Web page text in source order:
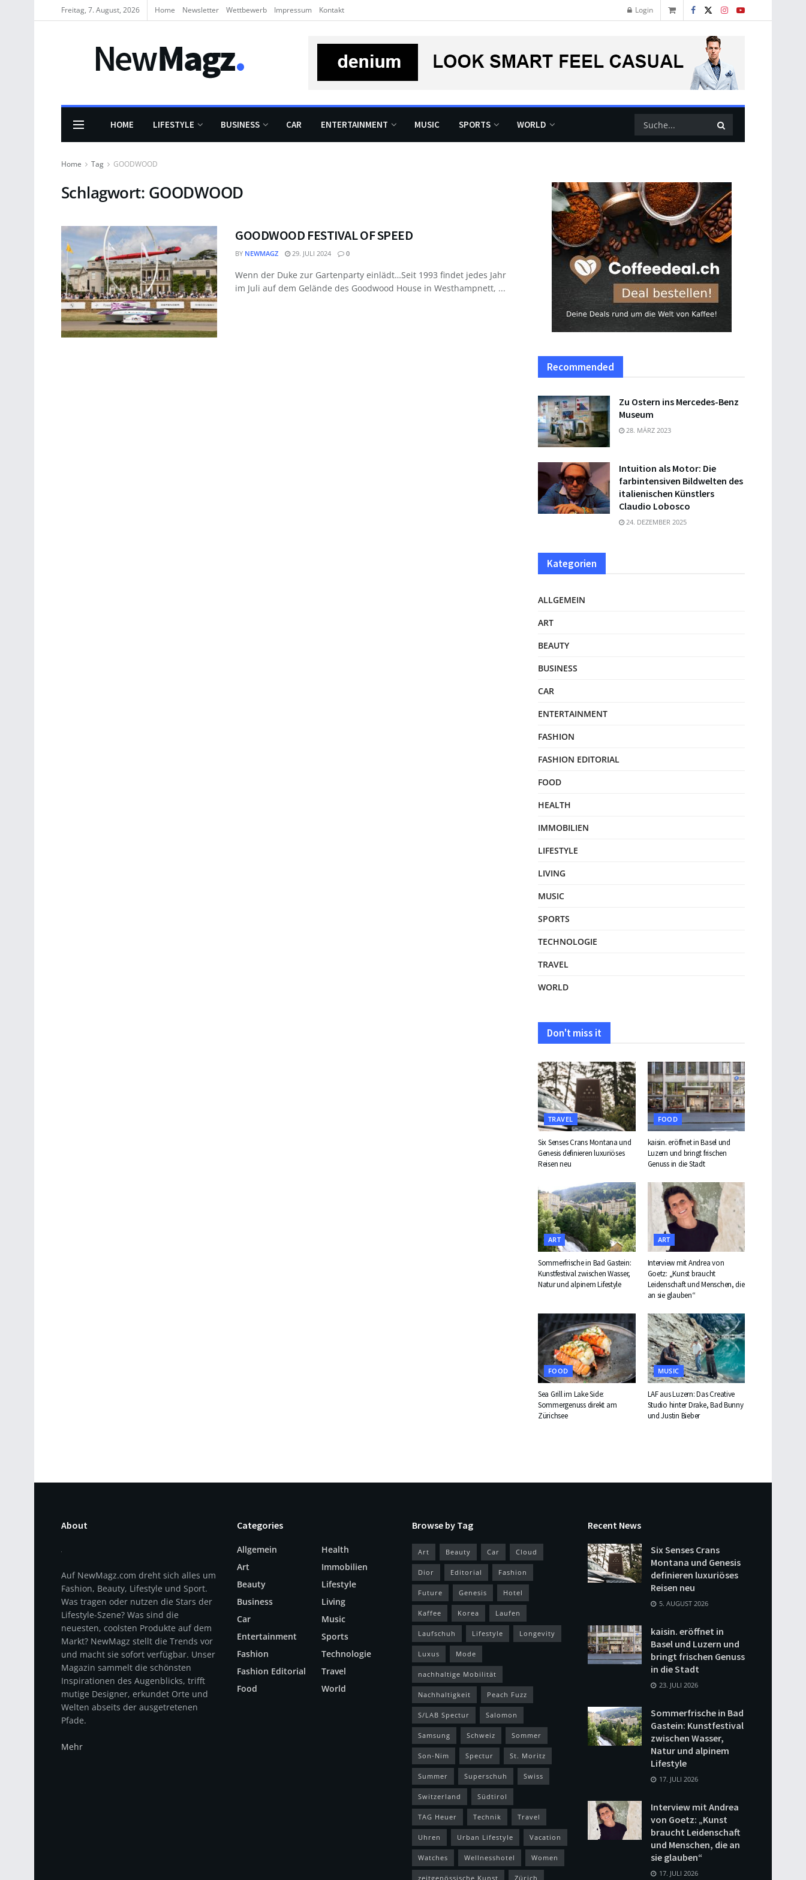
Freitag, 7. August, 2026 Home Newsletter Wettbewerb Impressum Kontakt Login
HOME LIFESTYLE BUSINESS CAR ENTERTAINMENT MUSIC SPORTS WORLD
Home Tag GOODWOOD
Schlagwort: GOODWOOD
GOODWOOD FESTIVAL OF SPEED
BY NEWMAGZ 29. JULI 2024 0
Wenn der Duke zur Gartenparty einlädt…Seit 1993 findet jedes Jahr
im Juli auf dem Gelände des Goodwood House in Westhampnett, ...
Recommended
Zu Ostern ins Mercedes-Benz
Museum
28. MÄRZ 2023
Intuition als Motor: Die
farbintensiven Bildwelten des
italienischen Künstlers
Claudio Lobosco
24. DEZEMBER 2025
Kategorien
ALLGEMEIN
ART
BEAUTY
BUSINESS
CAR
ENTERTAINMENT
FASHION
FASHION EDITORIAL
FOOD
HEALTH
IMMOBILIEN
LIFESTYLE
LIVING
MUSIC
SPORTS
TECHNOLOGIE
TRAVEL
WORLD
Don't miss it
TRAVEL
Six Senses Crans Montana und
Genesis definieren luxuriöses
Reisen neu
FOOD
kaisin. eröffnet in Basel und
Luzern und bringt frischen
Genuss in die Stadt
ART
Sommerfrische in Bad Gastein:
Kunstfestival zwischen Wasser,
Natur und alpinem Lifestyle
ART
Interview mit Andrea von
Goetz: „Kunst braucht
Leidenschaft und Menschen, die
an sie glauben“
FOOD
Sea Grill im Lake Side:
Sommergenuss direkt am
Zürichsee
MUSIC
LAF aus Luzern: Das Creative
Studio hinter Drake, Bad Bunny
und Justin Bieber
About
Auf NewMagz.com dreht sich alles um
Fashion, Beauty, Lifestyle und Sport.
Was tragen oder nutzen die Stars der
Lifestyle-Szene? Was sind die
neuesten, coolsten Produkte auf dem
Markt? NewMagz stellt die Trends vor
und macht sie sofort verfügbar. Unser
Magazin sammelt die schönsten
Inspirationen des Augenblicks, trifft
mutige Designer, erkundet Orte und
Welten abseits der ausgetretenen
Pfade.
Mehr
Categories
Allgemein
Art
Beauty
Business
Car
Entertainment
Fashion
Fashion Editorial
Food
Health
Immobilien
Lifestyle
Living
Music
Sports
Technologie
Travel
World
Browse by Tag
Art Beauty Car Cloud
Dior Editorial Fashion
Future Genesis Hotel
Kaffee Korea Laufen
Laufschuh Lifestyle Longevity
Luxus Mode
nachhaltige Mobilität
Nachhaltigkeit Peach Fuzz
S/LAB Spectur Salomon
Samsung Schweiz Sommer
Son-Nim Spectur St. Moritz
Summer Superschuh Swiss
Switzerland Südtirol
TAG Heuer Technik Travel
Uhren Urban Lifestyle Vacation
Watches Wellnesshotel Women
zeitgenössische Kunst Zürich
Recent News
Six Senses Crans
Montana und Genesis
definieren luxuriöses
Reisen neu
5. AUGUST 2026
kaisin. eröffnet in
Basel und Luzern und
bringt frischen Genuss
in die Stadt
23. JULI 2026
Sommerfrische in Bad
Gastein: Kunstfestival
zwischen Wasser,
Natur und alpinem
Lifestyle
17. JULI 2026
Interview mit Andrea
von Goetz: „Kunst
braucht Leidenschaft
und Menschen, die an
sie glauben“
17. JULI 2026